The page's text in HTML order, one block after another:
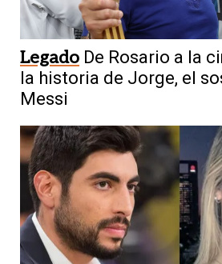
Legado De Rosario a la
la historia de Jorge, el
Messi